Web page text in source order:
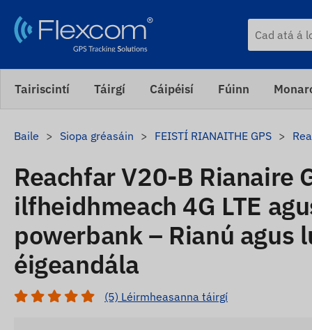
Tairiscintí Táirgí Cáipéisí Fúinn
Baile Siopa gréasáin FEISTÍ RIANAITHE GPS
Reachfar V20-B Rianaire
ilfheidhmeach 4G LTE
powerbank – Rianú agus
éigeandála
(5) Léirmheasanna táirgí